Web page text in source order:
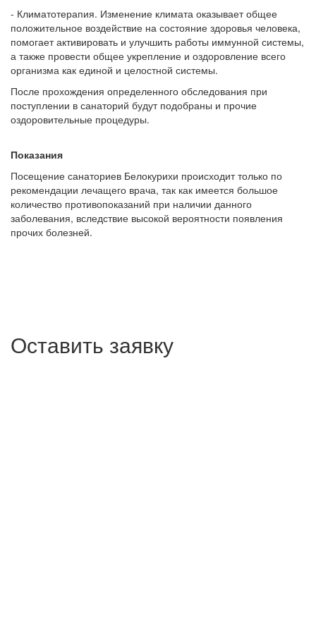
- Климатотерапия. Изменение климата оказывает общее
положительное воздействие на состояние здоровья человека,
помогает активировать и улучшить работы иммунной системы,
а также провести общее укрепление и оздоровление всего
организма как единой и целостной системы.
После прохождения определенного обследования при
поступлении в санаторий будут подобраны и прочие
оздоровительные процедуры.
Показания
Посещение санаториев Белокурихи происходит только по
рекомендации лечащего врача, так как имеется большое
количество противопоказаний при наличии данного
заболевания, вследствие высокой вероятности появления
прочих болезней.
Оставить заявку